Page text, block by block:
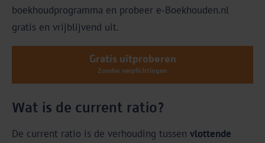
boekhoudprogramma en probeer e‑Boekhouden.nl
gratis en vrijblijvend uit.
Gratis uitproberen
Zonder verplichtingen
Wat is de current ratio?
De current ratio is de verhouding tussen vlottende